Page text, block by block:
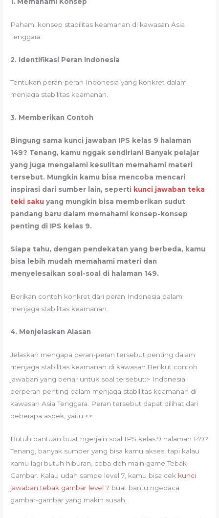
Pahami konsep stabilitas keamanan di kawasan Asia
Tenggara.
2. Identifikasi Peran Indonesia
Tentukan peran-peran Indonesia yang konkret dalam
menjaga stabilitas keamanan.
3. Memberikan Contoh
Bingung sama kunci jawaban IPS kelas 9 halaman
149? Tenang, kamu nggak sendirian! Banyak pelajar
yang juga mengalami kesulitan memahami materi
tersebut. Mungkin kamu bisa mencoba mencari
inspirasi dari sumber lain, seperti kunci jawaban teka
teki saku yang mungkin bisa memberikan sudut
pandang baru dalam memahami konsep-konsep
penting di IPS kelas 9.
Siapa tahu, dengan pendekatan yang berbeda, kamu
bisa lebih mudah memahami materi dan
menyelesaikan soal-soal di halaman 149.
Berikan contoh konkret dari peran Indonesia dalam
menjaga stabilitas keamanan.
4. Menjelaskan Alasan
Jelaskan mengapa peran-peran tersebut penting dalam
menjaga stabilitas keamanan di kawasan.Berikut contoh
jawaban yang benar untuk soal tersebut:> Indonesia
berperan penting dalam menjaga stabilitas keamanan di
kawasan Asia Tenggara. Peran tersebut dapat dilihat dari
beberapa aspek, yaitu:>>
Butuh bantuan buat ngerjain soal IPS kelas 9 halaman 149?
Tenang, banyak sumber yang bisa kamu akses, tapi kalau
kamu lagi butuh hiburan, coba deh main game Tebak
Gambar. Kalau udah sampe level 7, kamu bisa cek kunci
jawaban tebak gambar level 7 buat bantu ngebaca
gambar-gambar yang makin susah.